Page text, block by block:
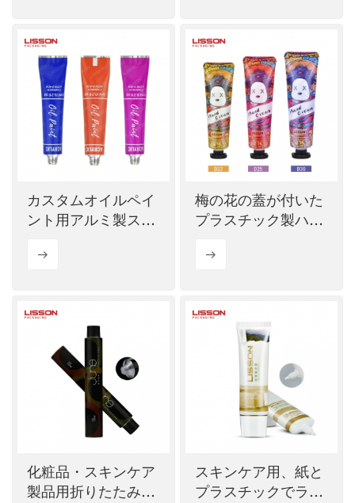
カスタムオイルペイ
ント用アルミ製スク
ケージ
梅の花の蓋が付いた
プラスチック製ハン
パッケージ
化粧品・スキンケア
製品用折りたたみ式
スキンケア用、紙と
プラスチックでラミ